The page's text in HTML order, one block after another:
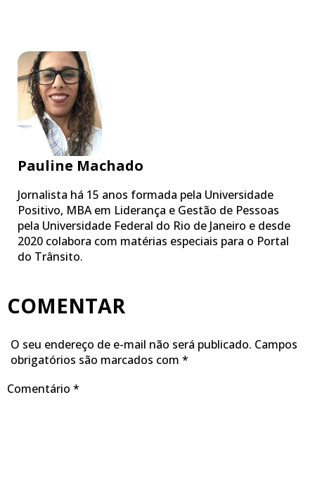
Pauline Machado
Jornalista há 15 anos formada pela Universidade
Positivo, MBA em Liderança e Gestão de Pessoas
pela Universidade Federal do Rio de Janeiro e desde
2020 colabora com matérias especiais para o Portal
do Trânsito.
COMENTAR
O seu endereço de e-mail não será publicado. Campos
obrigatórios são marcados com *
Comentário *